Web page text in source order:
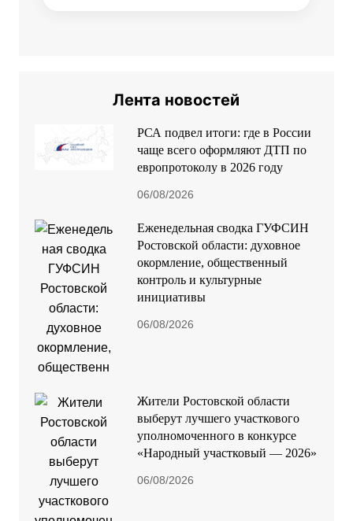
Лента новостей
РСА подвел итоги: где в России
чаще всего оформляют ДТП по
европротоколу в 2026 году
06/08/2026
Еженедельная сводка ГУФСИН
Ростовской области: духовное
окормление, общественный
контроль и культурные
инициативы
06/08/2026
Жители Ростовской области
выберут лучшего участкового
уполномоченного в конкурсе
«Народный участковый — 2026»
06/08/2026